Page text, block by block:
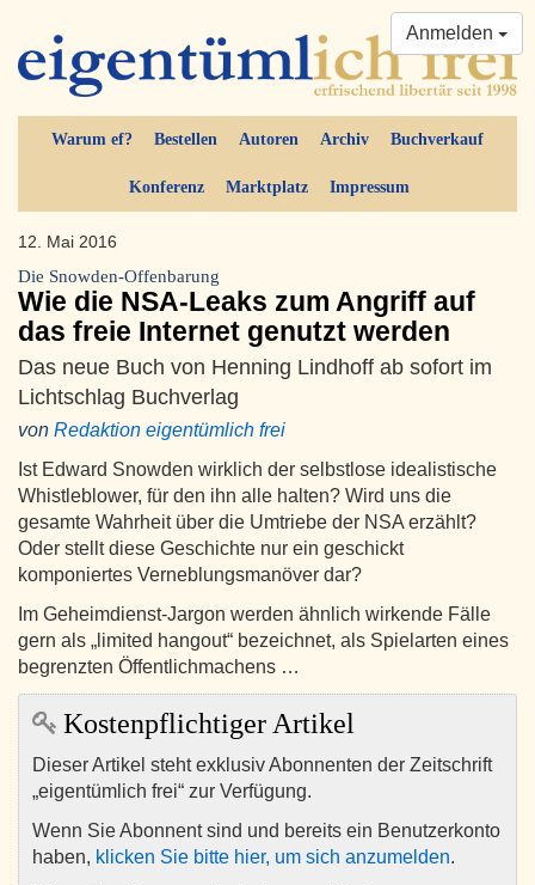
Warum ef? Bestellen Autoren Archiv Buchverkauf
Konferenz Marktplatz Impressum
Anmelden
12. Mai 2016
Die Snowden-Offenbarung
Wie die NSA-Leaks zum Angriff auf
das freie Internet genutzt werden
Das neue Buch von Henning Lindhoff ab sofort im
Lichtschlag Buchverlag
von Redaktion eigentümlich frei
Ist Edward Snowden wirklich der selbstlose idealistische
Whistleblower, für den ihn alle halten? Wird uns die
gesamte Wahrheit über die Umtriebe der NSA erzählt?
Oder stellt diese Geschichte nur ein geschickt
komponiertes Verneblungsmanöver dar?
Im Geheimdienst-Jargon werden ähnlich wirkende Fälle
gern als „limited hangout“ bezeichnet, als Spielarten eines
begrenzten Öffentlichmachens …
Kostenpflichtiger Artikel
Dieser Artikel steht exklusiv Abonnenten der Zeitschrift
„eigentümlich frei“ zur Verfügung.
Wenn Sie Abonnent sind und bereits ein Benutzerkonto
haben, klicken Sie bitte hier, um sich anzumelden.